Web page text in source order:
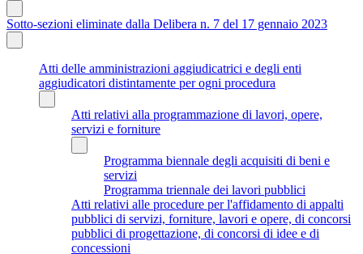
Sotto-sezioni eliminate dalla Delibera n. 7 del 17 gennaio 2023
Atti delle amministrazioni aggiudicatrici e degli enti
aggiudicatori distintamente per ogni procedura
Atti relativi alla programmazione di lavori, opere,
servizi e forniture
Programma biennale degli acquisiti di beni e
servizi
Programma triennale dei lavori pubblici
Atti relativi alle procedure per l'affidamento di appalti
pubblici di servizi, forniture, lavori e opere, di concorsi
pubblici di progettazione, di concorsi di idee e di
concessioni